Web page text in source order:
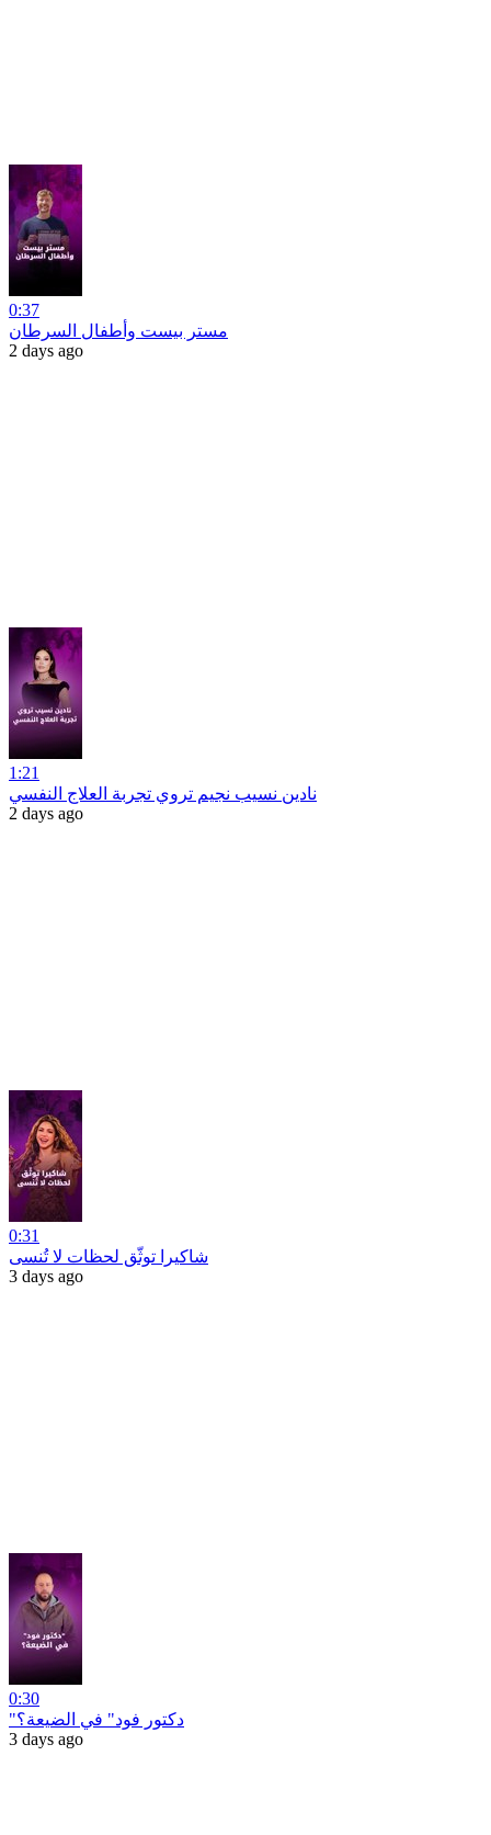
0:37
مستر بيست وأطفال السرطان
2 days ago
1:21
نادين نسيب نجيم تروي تجربة العلاج النفسي
2 days ago
0:31
شاكيرا توثّق لحظات لا تُنسى
3 days ago
0:30
"دكتور فود" في الضيعة؟
3 days ago